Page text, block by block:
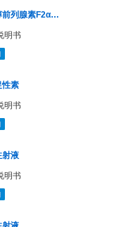
前列腺素F2α…
明书
性素
明书
射液
明书